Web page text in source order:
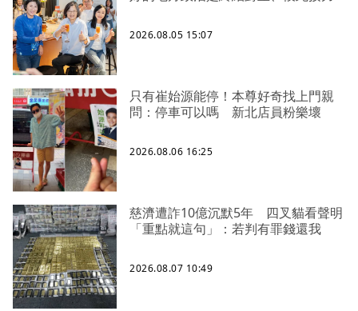
2026.08.05 15:07
只有崔始源能停！本尊好奇找上門親
問：停車可以嗎 新北店員粉樂壞
2026.08.06 16:25
慈濟遭詐10億沉默5年 四叉貓看聲明
「重點就這句」：若判有罪錢還我
2026.08.07 10:49